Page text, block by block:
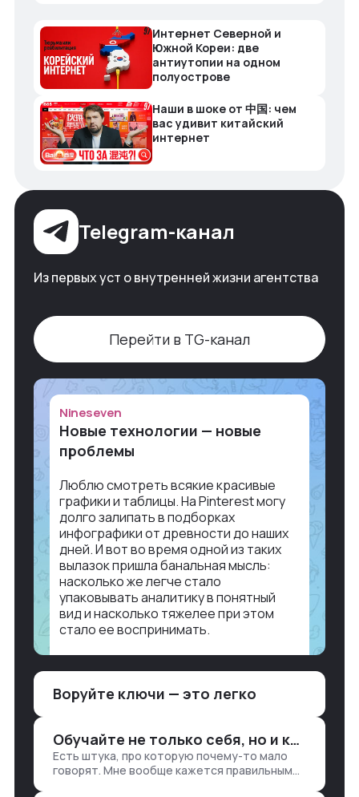
Интернет Северной и
Южной Кореи: две
антиутопии на одном
полуострове
Наши в шоке от 中国: чем
вас удивит китайский
интернет
Telegram-канал
Из первых уст о внутренней жизни агентства
Перейти в TG-канал
Nineseven
Новые технологии — новые
проблемы
Люблю смотреть всякие красивые
графики и таблицы. На Pinterest могу
долго залипать в подборках
инфографики от древности до наших
дней. И вот во время одной из таких
вылазок пришла банальная мысль:
насколько же легче стало
упаковывать аналитику в понятный
вид и насколько тяжелее при этом
стало ее воспринимать.
Объясню в разрезе нашей работы.
Чтобы создать дашборд со всякой
аналитикой лет 15 назад, нужно было:
продажи, заявки, прогресс по проекту
— все ручками
Воруйте ключи — это легко
Обучайте не только себя, но и клиентов
Есть штука, про которую почему-то мало
говорят. Мне вообще кажется правильным